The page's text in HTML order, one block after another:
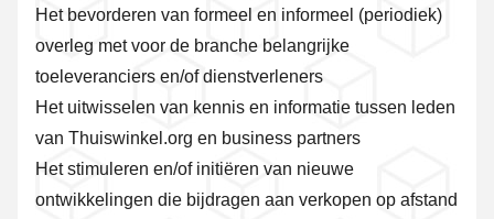
Het bevorderen van formeel en informeel (periodiek)
overleg met voor de branche belangrijke
toeleveranciers en/of dienstverleners
Het uitwisselen van kennis en informatie tussen leden
van Thuiswinkel.org en business partners
Het stimuleren en/of initiëren van nieuwe
ontwikkelingen die bijdragen aan verkopen op afstand